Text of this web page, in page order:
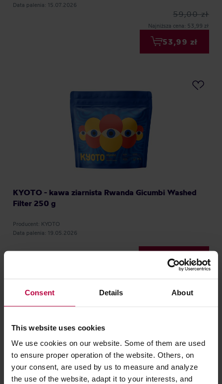
Consent Details About
This website uses cookies
We use cookies on our website. Some of them are used
to ensure proper operation of the website. Others, on
your consent, are used by us to measure and analyze
the use of the website, adapt it to your interests, and
Data palenia: 15.07.2026
59,00 zł
Najniższa cena: 53,99 zł
53,99 zł
KYOTO - kawa ziarnista Rwanda Gicumbi Washed
Filter 250 g
Producent: KYOTO
Data palenia: 19.05.2026
66,90 zł